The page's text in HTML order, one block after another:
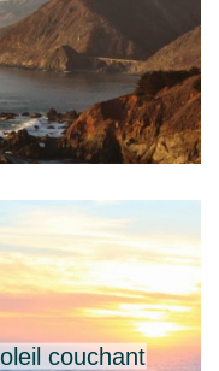
couchant